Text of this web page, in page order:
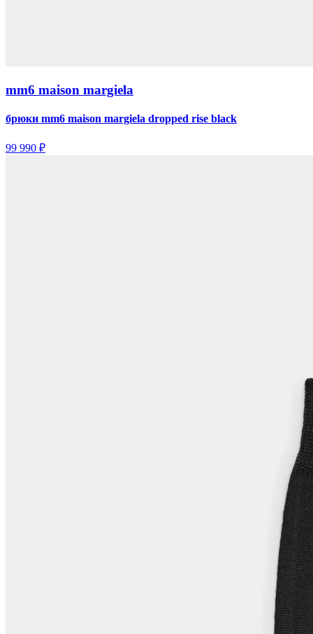
mm6 maison margiela
брюки mm6 maison margiela dropped rise black
99 990 ₽